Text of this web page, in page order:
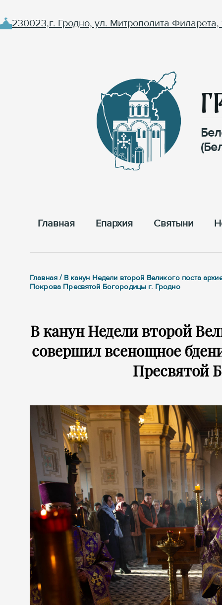
230023,г. Гродно, ул. Митрополита Филарета,
Главная Епархия Cвятыни
Главная / В канун Недели второй Великого поста
Покрова Пресвятой Богородицы г. Гродно
В канун Недели второй
совершил всенощное
Пресвятой